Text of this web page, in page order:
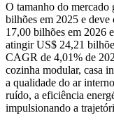
O tamanho do
bilhões em 2025 e
17,00 bilhões em 2026
atingir US$ 24,21
CAGR de 4,01% de
cozinha modular, casa
a qualidade do ar
ruído, a eficiência
impulsionando a